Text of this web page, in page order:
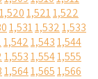
1,5201,5211,522
1,5311,5321,533
1,5421,5431,544
1,5531,5541,555
1,5641,5651,566